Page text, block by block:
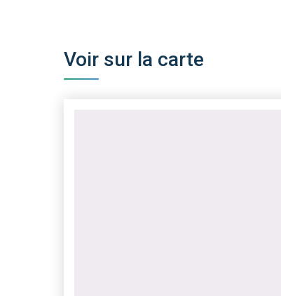
Voir sur la carte